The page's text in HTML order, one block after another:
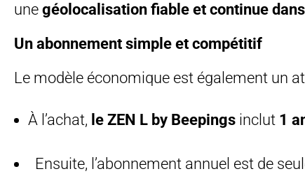
une géolocalisation fiable et continue dans
Un abonnement simple et compétitif
Le modèle économique est également un
À l’achat, le ZEN L by Beepings inclut 1
Ensuite, l’abonnement annuel est de